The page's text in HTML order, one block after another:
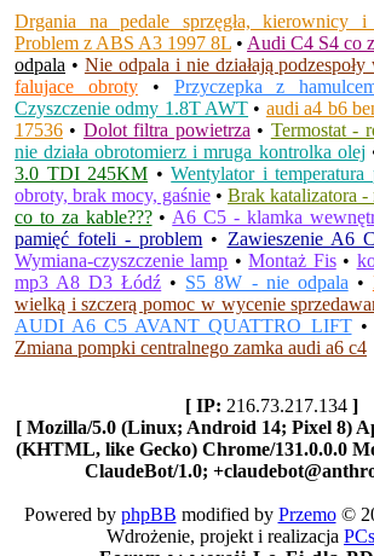
Drgania na pedale sprzęgła, kierownicy i
Problem z ABS A3 1997 8L • Audi C4 S4 co
odpala • Nie odpala i nie działają podzespoły
falujace obroty• Przyczepka z
Czyszczenie odmy 1.8T AWT • audi a4 b6
17536 • Dolot filtra powietrza • Termostat -
nie działa obrotomierz i mruga kontrolka olej
3.0 TDI 245KM •Wentylator i temperatura
obroty, brak mocy, gaśnie • Brak katalizatora
co to za kable???• A6 C5 - klamka
pamięć foteli - problem • Zawieszenie A6
Wymiana-czyszczenie lamp •Montaż Fis•
mp3 A8 D3 Łódź • S5 8W - nie odpala •
wielką i szczerą pomoc w wycenie
AUDI A6 C5 AVANT QUATTRO LIFT•
Zmiana pompki centralnego zamka audi a6 c4
[ IP: 216.73.217.134 ]
[ Mozilla/5.0 (Linux; Android 14; Pixel 8)
(KHTML, like Gecko) Chrome/131.0.0.0
ClaudeBot/1.0;
Powered by phpBB modified by Przemo©
Wdrożenie, projekt i realizacja